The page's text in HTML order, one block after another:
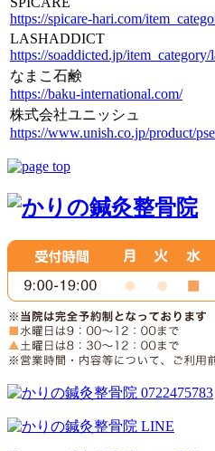
https://spicare-hari.com/
LASHADDICT
https://soaddicted.jp/item_category/
なまこ石鹸
https://baku-international.com/
株式会社ユニッシュ
https://www.unish.co.jp/product/